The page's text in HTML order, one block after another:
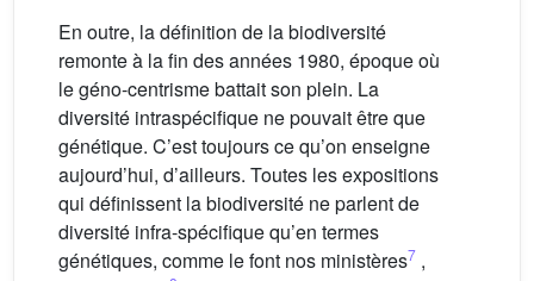
En outre, la définition de la biodiversité
remonte à la fin des années 1980, époque où
le géno-centrisme battait son plein. La
diversité intraspécifique ne pouvait être que
génétique. C’est toujours ce qu’on enseigne
aujourd’hui, d’ailleurs. Toutes les expositions
qui définissent la biodiversité ne parlent de
diversité infra-spécifique qu’en termes
génétiques, comme le font nos ministères7 ,